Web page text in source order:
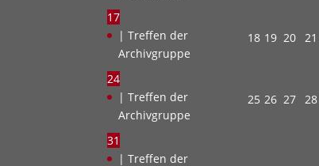
17
| Treffen der
Archivgruppe
18 19 20 21
24
| Treffen der
Archivgruppe
25 26 27 28
31
| Treffen der